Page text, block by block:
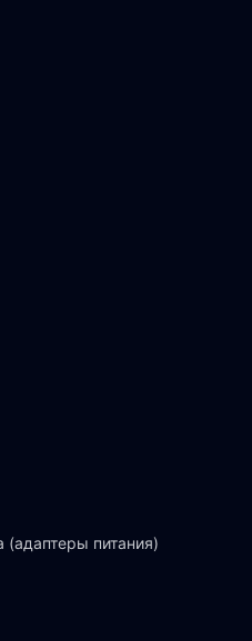
(адаптеры питания)